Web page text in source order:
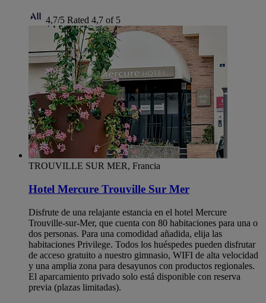
4,7/5 Rated 4,7 of 5
TROUVILLE SUR MER, Francia
Hotel Mercure Trouville Sur Mer
Disfrute de una relajante estancia en el hotel Mercure
Trouville-sur-Mer, que cuenta con 80 habitaciones para una o
dos personas. Para una comodidad añadida, elija las
habitaciones Privilege. Todos los huéspedes pueden disfrutar
de acceso gratuito a nuestro gimnasio, WIFI de alta velocidad
y una amplia zona para desayunos con productos regionales.
El aparcamiento privado solo está disponible con reserva
previa (plazas limitadas).